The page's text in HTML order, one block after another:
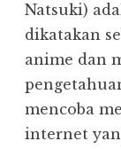
Natsuki)
dikatakan
anime dan
mencoba
internet